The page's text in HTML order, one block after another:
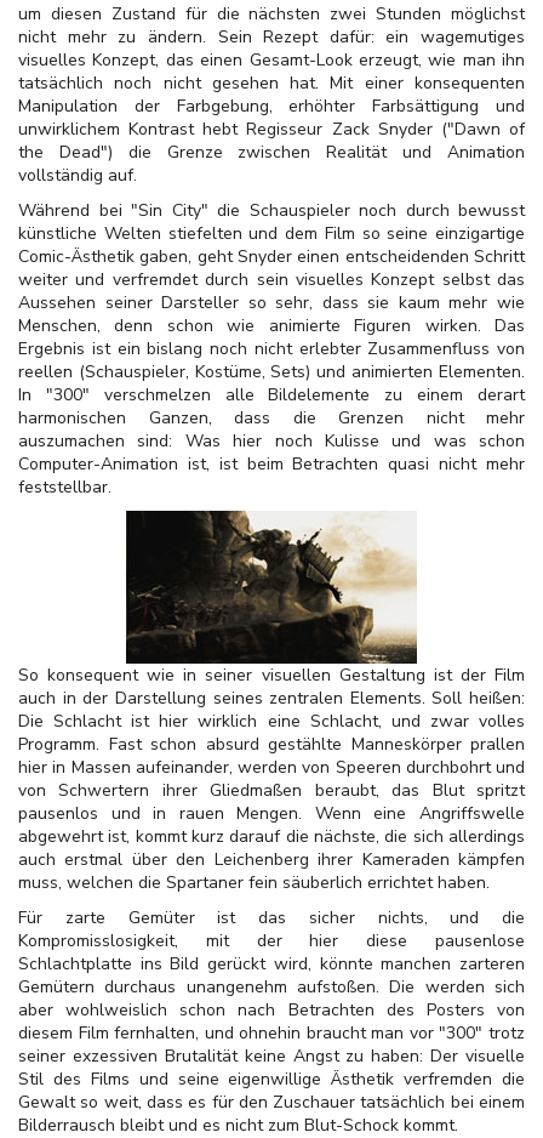
um diesen Zustand für die nächsten zwei Stunden möglichst
nicht mehr zu ändern. Sein Rezept dafür: ein wagemutiges
visuelles Konzept, das einen Gesamt-Look erzeugt, wie man ihn
tatsächlich noch nicht gesehen hat. Mit einer konsequenten
Manipulation der Farbgebung, erhöhter Farbsättigung und
unwirklichem Kontrast hebt Regisseur Zack Snyder ("Dawn of
the Dead") die Grenze zwischen Realität und Animation
vollständig auf.
Während bei "Sin City" die Schauspieler noch durch bewusst
künstliche Welten stiefelten und dem Film so seine einzigartige
Comic-Ästhetik gaben, geht Snyder einen entscheidenden Schritt
weiter und verfremdet durch sein visuelles Konzept selbst das
Aussehen seiner Darsteller so sehr, dass sie kaum mehr wie
Menschen, denn schon wie animierte Figuren wirken. Das
Ergebnis ist ein bislang noch nicht erlebter Zusammenfluss von
reellen (Schauspieler, Kostüme, Sets) und animierten Elementen.
In "300" verschmelzen alle Bildelemente zu einem derart
harmonischen Ganzen, dass die Grenzen nicht mehr
auszumachen sind: Was hier noch Kulisse und was schon
Computer-Animation ist, ist beim Betrachten quasi nicht mehr
feststellbar.
So konsequent wie in seiner visuellen Gestaltung ist der Film
auch in der Darstellung seines zentralen Elements. Soll heißen:
Die Schlacht ist hier wirklich eine Schlacht, und zwar volles
Programm. Fast schon absurd gestählte Manneskörper prallen
hier in Massen aufeinander, werden von Speeren durchbohrt und
von Schwertern ihrer Gliedmaßen beraubt, das Blut spritzt
pausenlos und in rauen Mengen. Wenn eine Angriffswelle
abgewehrt ist, kommt kurz darauf die nächste, die sich allerdings
auch erstmal über den Leichenberg ihrer Kameraden kämpfen
muss, welchen die Spartaner fein säuberlich errichtet haben.
Für zarte Gemüter ist das sicher nichts, und die
Kompromisslosigkeit, mit der hier diese pausenlose
Schlachtplatte ins Bild gerückt wird, könnte manchen zarteren
Gemütern durchaus unangenehm aufstoßen. Die werden sich
aber wohlweislich schon nach Betrachten des Posters von
diesem Film fernhalten, und ohnehin braucht man vor "300" trotz
seiner exzessiven Brutalität keine Angst zu haben: Der visuelle
Stil des Films und seine eigenwillige Ästhetik verfremden die
Gewalt so weit, dass es für den Zuschauer tatsächlich bei einem
Bilderrausch bleibt und es nicht zum Blut-Schock kommt.